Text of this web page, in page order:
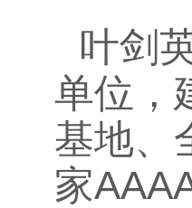
叶剑
单位，
基地、
家